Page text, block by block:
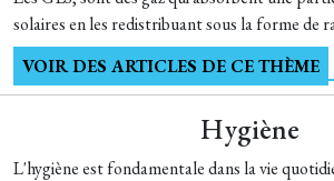
solaires en les redistribuant sous la forme de
VOIR DES ARTICLES DE CE THÈME
Hygiène
L'hygiène est fondamentale dans la vie